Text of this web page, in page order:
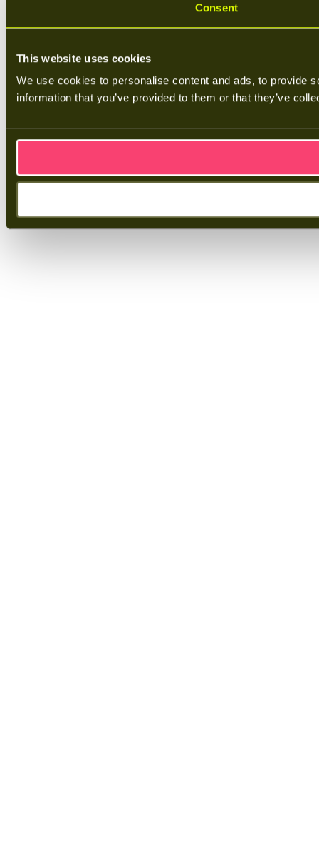
Consent
This website uses cookies
We use cookies to personalise content and ads, to provide
information that you’ve provided to them or that they’ve